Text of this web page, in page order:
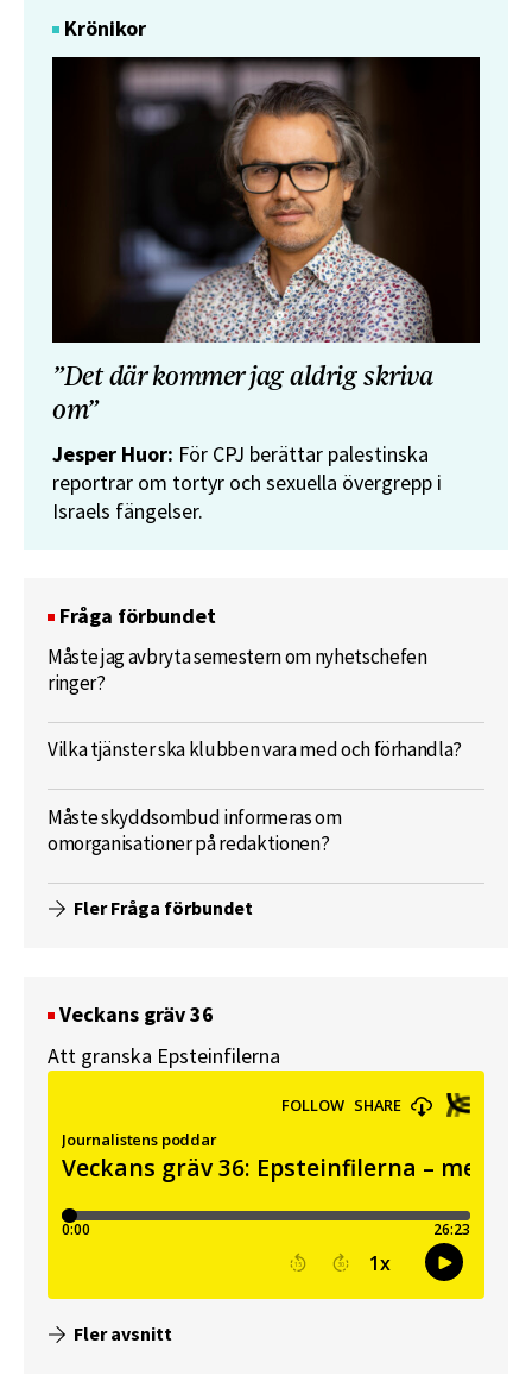
Krönikor
”Det där kommer jag aldrig skriva
om”
Jesper Huor: För CPJ berättar palestinska
reportrar om tortyr och sexuella övergrepp i
Israels fängelser.
Fråga förbundet
Måste jag avbryta semestern om nyhetschefen
ringer?
Vilka tjänster ska klubben vara med och förhandla?
Måste skyddsombud informeras om
omorganisationer på redaktionen?
Fler Fråga förbundet
Veckans gräv 36
Att granska Epsteinfilerna
Fler avsnitt